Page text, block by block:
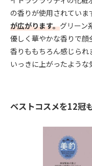
の香りが使用されていま
が広がります。グリーン
優しく華やかな香りで顔
香りももちろん感じら
いっきに上がったような
ベストコスメを12冠